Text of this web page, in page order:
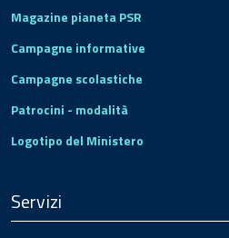
Magazine pianeta PSR
Campagne informative
Campagne scolastiche
Patrocini - modalità
Logotipo del Ministero
Servizi